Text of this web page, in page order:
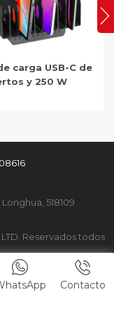
carga USB-C de
y 250 W
518109
Reservados todos
|
Contacto